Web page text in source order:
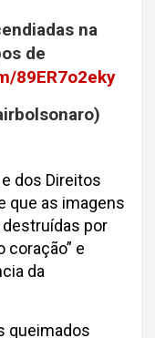
na
de
89ER7o2eky
dos Direitos
que as imagens
por
coração” e
da
queimados